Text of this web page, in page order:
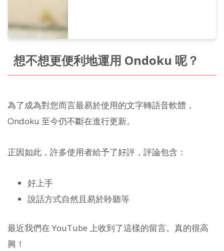
想不想更便利地運用 Ondoku 呢？
為了成為對您而言最易於使用的文字轉語音軟體，
Ondoku 至今仍不斷在進行更新。
正因如此，許多使用者給予了好評，評論包含：
好上手
說話方式自然且易於聆聽等
最近我們在 YouTube 上收到了這樣的留言。真的很高
興！